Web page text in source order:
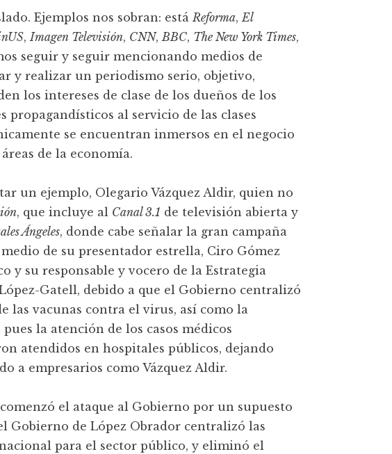
Ejemplos nos sobran: estáReforma,El
,Imagen Televisión, CNN,BBC, The New York Times,
seguir y seguir mencionando medios de
y realizar un periodismo serio, objetivo,
los intereses de clase de los dueños de los
propagandísticos al servicio de las clases
se encuentran inmersos en el negocio
de la economía.
un ejemplo, Olegario Vázquez Aldir, quien no
, que incluye al Canal 3.1 de televisión abierta y
Ángeles, donde cabe señalar la gran campaña
de su presentador estrella, Ciro Gómez
y su responsable y vocero de la Estrategia
Gatell, debido a que el Gobierno centralizó
las vacunas contra el virus, así como la
la atención de los casos médicos
atendidos en hospitales públicos, dejando
a empresarios como Vázquez Aldir.
el ataque al Gobierno por un supuesto
Gobierno de López Obrador centralizó las
para el sector público, y eliminó el